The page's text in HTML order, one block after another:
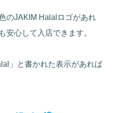
のJAKIM Halalロゴがあれ
安心して入店できます。
」と書かれた表示があれば